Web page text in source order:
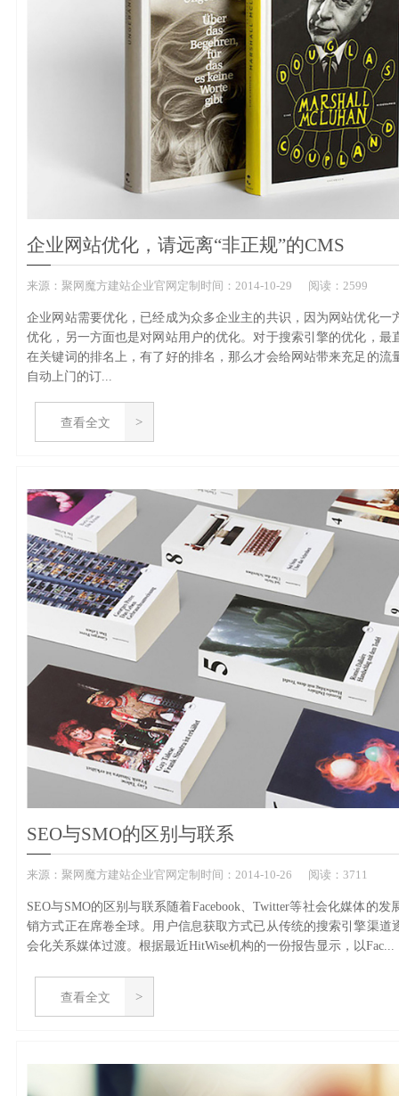
企业网站优化，请远离“非正规”的CMS
来源： 聚网魔方建站企业官网定制 时间：2014-10-29 阅读：2599
企业网站需要优化，已经成为众多企业主的共识，因为网站优化一
优化，另一方面也是对网站用户的优化。对于搜索引擎的优化，最
在关键词的排名上，有了好的排名，那么才会给网站带来充足的流
自动上门的订...
查看全文
SEO与SMO的区别与联系
来源： 聚网魔方建站企业官网定制 时间：2014-10-26 阅读：3711
SEO与SMO的区别与联系随着Facebook、Twitter等社会化媒体的发
销方式正在席卷全球。用户信息获取方式已从传统的搜索引擎渠道
会化关系媒体过渡。根据最近HitWise机构的一份报告显示，以Fac...
查看全文